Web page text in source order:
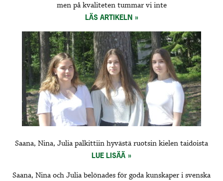
men på kvaliteten tummar vi inte
LÄS ARTIKELN
Saana, Nina, Julia palkittiin hyvästä ruotsin kielen taidoista
LUE LISÄÄ
Saana, Nina och Julia belönades för goda kunskaper i svenska